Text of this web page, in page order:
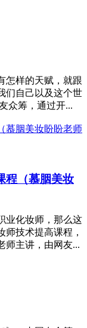
怎样的天赋，就跟
们自己以及这个世
众筹，通过开...
程（慕胭美妆
业化妆师，那么这
技术提高课程，
师主讲，由网友...